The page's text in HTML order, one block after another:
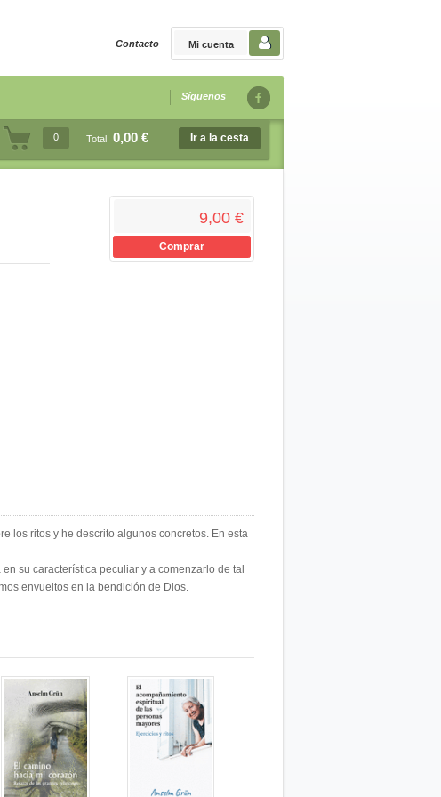
Mi cuenta
Contacto
Síguenos
0 Total 0,00 € Ir a la cesta
9,00 €
Comprar
los ritos y he descrito algunos concretos. En esta
su característica peculiar y a comenzarlo de tal
envueltos en la bendición de Dios.